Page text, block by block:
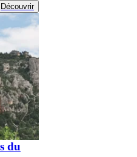
Découvrir
du